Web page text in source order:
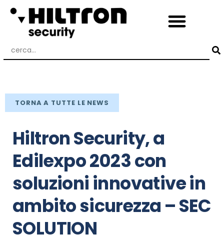
TORNA A TUTTE LE NEWS
Hiltron Security, a
Edilexpo 2023 con
soluzioni innovative in
ambito sicurezza – SEC
SOLUTION